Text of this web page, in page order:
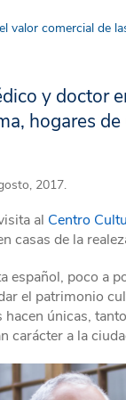
valor comercial de
y doctor
hogares
2017.
al Centro
casas de la
español, poco a
el patrimonio
hacen únicas,
carácter a la